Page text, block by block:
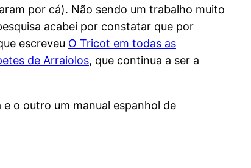
por cá). Não sendo um trabalho muito
acabei por constatar que por
escreveu O Tricot em todas as
de Arraiolos, que continua a ser a
o outro um manual espanhol de